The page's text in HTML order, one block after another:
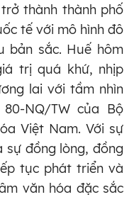
thành thành phố
tế với mô hình đô
bản sắc. Huế hôm
trị quá khứ, nhịp
lai với tầm nhìn
NQ/TW của Bộ
Việt Nam. Với sự
sự đồng lòng, đồng
tục phát triển và
văn hóa đặc sắc